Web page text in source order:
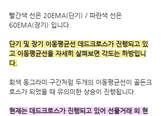
빨간색 선은 20EMA(단기) / 파란색 선은
60EMA(장기) 입니다.
단기 및 장기 이동평균선 데드크로스가 진행되고 있
고 이동평균선을 자세히 살펴보면 각도는 하방입니
다.
회색 동그라미 구간처럼 두개의 이동평균선이 골든크
로스가 되었을 때 유의미한 상승이 진행됩니다.
현재는 데드크로스가 진행되고 있어 선물거래 외 현